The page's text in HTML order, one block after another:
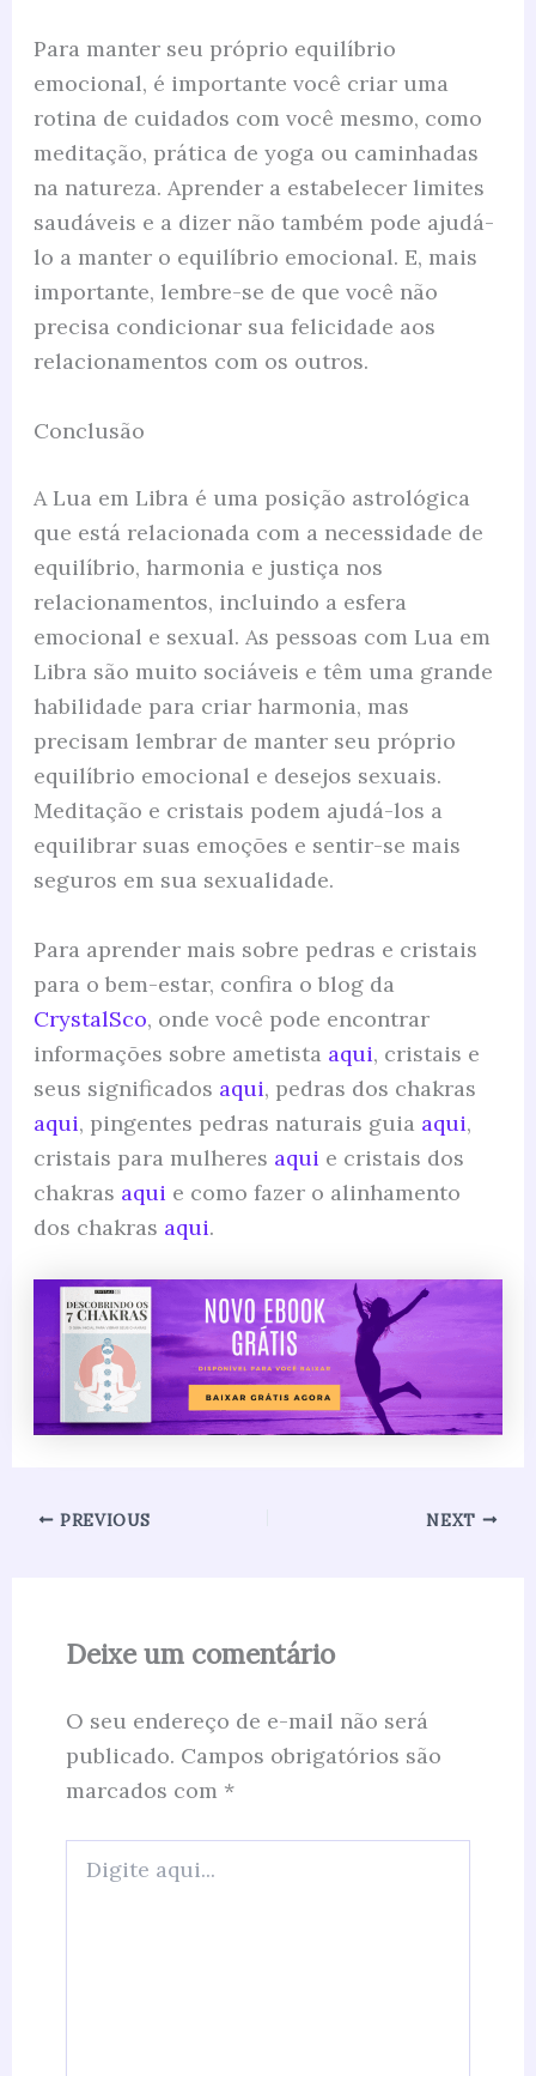
Para manter seu próprio equilíbrio
emocional, é importante você criar uma
rotina de cuidados com você mesmo, como
meditação, prática de yoga ou caminhadas
na natureza. Aprender a estabelecer limites
saudáveis ​​e a dizer não também pode ajudá-
lo a manter o equilíbrio emocional. E, mais
importante, lembre-se de que você não
precisa condicionar sua felicidade aos
relacionamentos com os outros.
Conclusão
A Lua em Libra é uma posição astrológica
que está relacionada com a necessidade de
equilíbrio, harmonia e justiça nos
relacionamentos, incluindo a esfera
emocional e sexual. As pessoas com Lua em
Libra são muito sociáveis e têm uma grande
habilidade para criar harmonia, mas
precisam lembrar de manter seu próprio
equilíbrio emocional e desejos sexuais.
Meditação e cristais podem ajudá-los a
equilibrar suas emoções e sentir-se mais
seguros em sua sexualidade.
Para aprender mais sobre pedras e cristais
para o bem-estar, confira o blog da
CrystalSco, onde você pode encontrar
informações sobre ametista aqui, cristais e
seus significados aqui, pedras dos chakras
aqui, pingentes pedras naturais guia aqui,
cristais para mulheres aqui e cristais dos
chakras aqui e como fazer o alinhamento
dos chakras aqui.
PREVIOUS NEXT
Deixe um comentário
O seu endereço de e-mail não será
publicado. Campos obrigatórios são
marcados com *
aqui...